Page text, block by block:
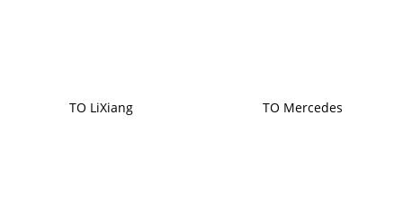
ТО LiXiang ТО Mercedes